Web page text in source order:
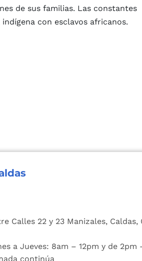
de sus familias. Las
con esclavos africanos.
Calles 22 y 23 Manizales, Caldas,
a Jueves: 8am – 12pm y de 2pm
continúa